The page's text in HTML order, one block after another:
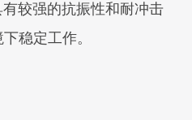
较强的抗振性和耐冲击
稳定工作。